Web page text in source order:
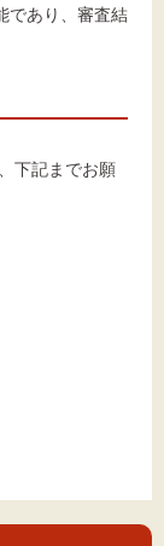
であり、審査結
下記までお願